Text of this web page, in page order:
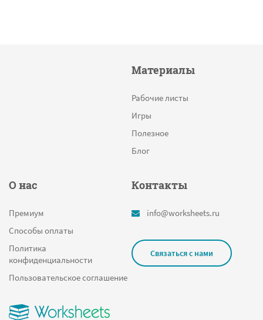
Материалы
Рабочие листы
Игры
Полезное
Блог
О нас
Премиум
Способы оплаты
Политика
конфиденциальности
Пользовательское соглашение
Контакты
info@worksheets.ru
Связаться с нами